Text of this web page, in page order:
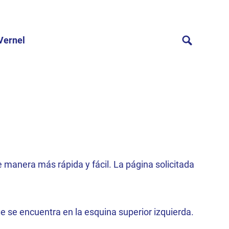
más rápida y fácil. La página solicitada
se encuentra en la esquina superior izquierda.